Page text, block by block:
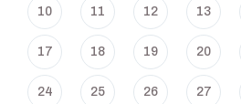
10 11 12 13
17 18 19 20
24 25 26 27